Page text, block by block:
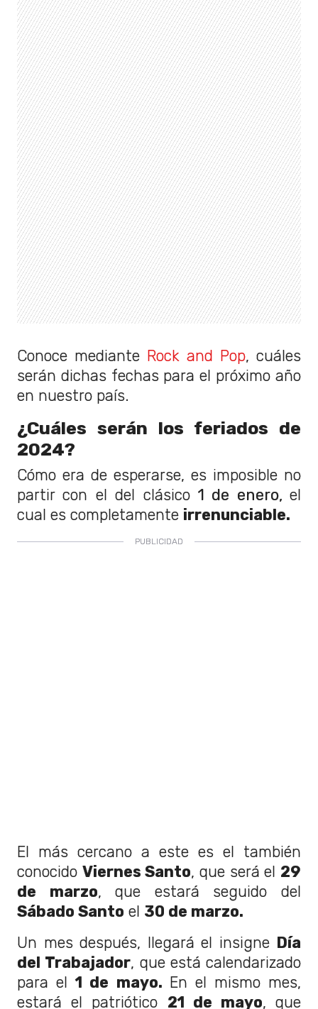
Conoce mediante Rock and Pop, cuáles
serán dichas fechas para el próximo año
en nuestro país.
¿Cuáles serán los feriados de
2024?
Cómo era de esperarse, es imposible no
partir con el del clásico 1 de enero, el
cual es completamente irrenunciable.
El más cercano a este es el también
conocido Viernes Santo, que será el 29
de marzo, que estará seguido del
Sábado Santo el 30 de marzo.
Un mes después, llegará el insigne Día
del Trabajador, que está calendarizado
para el1 de mayo. En el mismo mes,
estará el patriótico 21 de mayo, que